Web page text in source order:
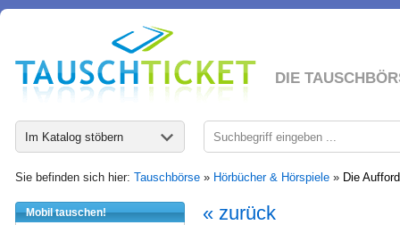
DIE
Im Katalog stöbern
Sie befinden sich hier: Tauschbörse » Hörbücher & Hörspiele » Die
Mobil tauschen!
« zurück